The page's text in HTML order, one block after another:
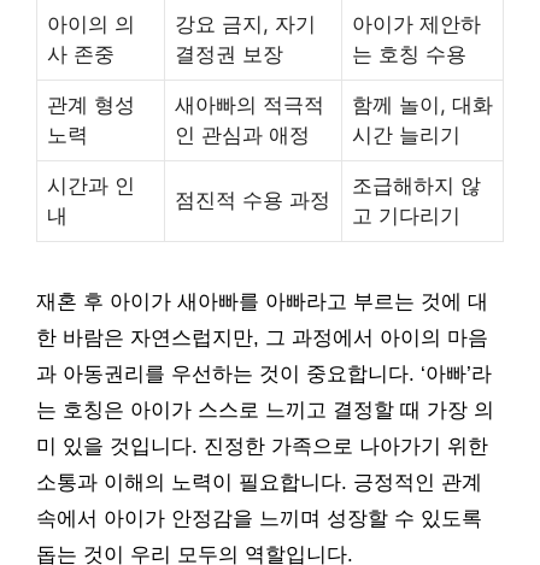
아이의 의
사 존중
강요 금지, 자기
결정권 보장
아이가 제안하
는 호칭 수용
관계 형성
노력
새아빠의 적극적
인 관심과 애정
함께 놀이, 대화
시간 늘리기
시간과 인
내
점진적 수용 과정
조급해하지 않
고 기다리기
재혼 후 아이가 새아빠를 아빠라고 부르는 것에 대
한 바람은 자연스럽지만, 그 과정에서 아이의 마음
과 아동권리를 우선하는 것이 중요합니다. ‘아빠’라
는 호칭은 아이가 스스로 느끼고 결정할 때 가장 의
미 있을 것입니다. 진정한 가족으로 나아가기 위한
소통과 이해의 노력이 필요합니다. 긍정적인 관계
속에서 아이가 안정감을 느끼며 성장할 수 있도록
돕는 것이 우리 모두의 역할입니다.